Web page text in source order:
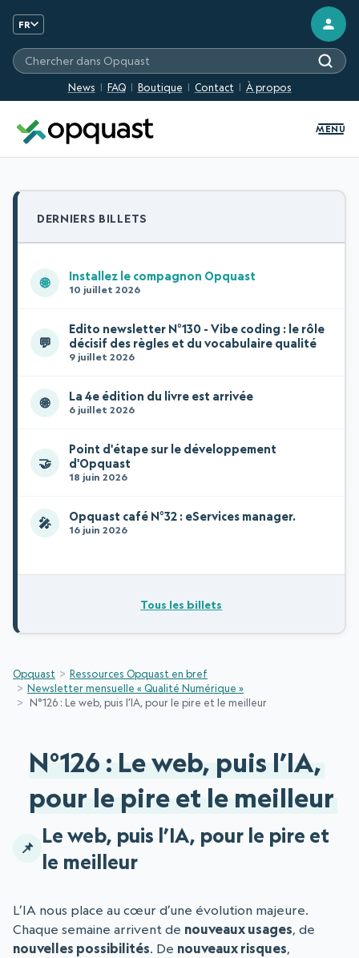
FR
News FAQ Boutique Contact À propos
Chercher sur les sites Opquast
MENU
DERNIERS BILLETS
🌐 Installez le compagnon Opquast
10 juillet 2026
💬
Edito newsletter N°130 - Vibe coding : le rôle
décisif des règles et du vocabulaire qualité
9 juillet 2026
🌐 La 4e édition du livre est arrivée
6 juillet 2026
🤝
Point d'étape sur le développement
d'Opquast
18 juin 2026
🎤 Opquast café N°32 : eServices manager.
16 juin 2026
Tous les billets
Opquast
Ressources Opquast en bref
Newsletter mensuelle « Qualité Numérique »
N°126 : Le web, puis l’IA, pour le pire et le meilleur
N°126 : Le web, puis l’IA,
pour le pire et le meilleur
Le web, puis l’IA, pour le pire et
le meilleur
L’IA nous place au cœur d’une évolution majeure.
Chaque semaine arrivent de nouveaux usages, de
nouvelles possibilités. De nouveaux risques,